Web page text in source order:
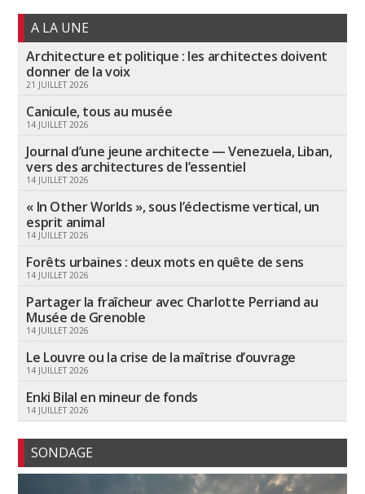
A LA UNE
Architecture et politique : les architectes doivent
donner de la voix
21 JUILLET 2026
Canicule, tous au musée
14 JUILLET 2026
Journal d’une jeune architecte — Venezuela, Liban,
vers des architectures de l’essentiel
14 JUILLET 2026
« In Other Worlds », sous l’éclectisme vertical, un
esprit animal
14 JUILLET 2026
Forêts urbaines : deux mots en quête de sens
14 JUILLET 2026
Partager la fraîcheur avec Charlotte Perriand au
Musée de Grenoble
14 JUILLET 2026
Le Louvre ou la crise de la maîtrise d’ouvrage
14 JUILLET 2026
Enki Bilal en mineur de fonds
14 JUILLET 2026
SONDAGE